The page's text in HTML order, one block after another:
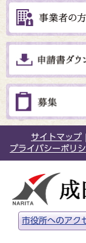
サイトマップ
プライバシーポリ
市役所へのアク